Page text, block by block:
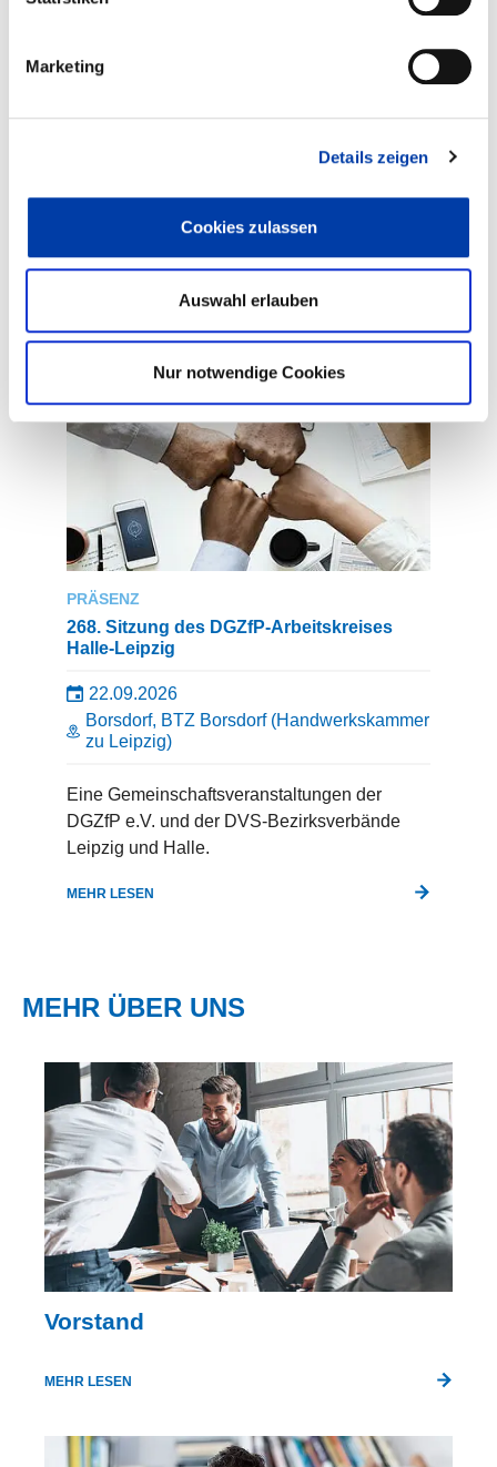
Marketing
Details zeigen
Cookies zulassen
Auswahl erlauben
Nur notwendige Cookies
Der DVS-Bezirksverband Mittelsachsen lädt
herzlich zu dieser Fachexkursion ein.
BV HALLE, PRÄSENZ
PRÄSENZ
268. Sitzung des DGZfP-Arbeitskreises
Halle-Leipzig
22.09.2026
Borsdorf, BTZ Borsdorf (Handwerkskammer
zu Leipzig)
Eine Gemeinschaftsveranstaltungen der
DGZfP e.V. und der DVS-Bezirksverbände
Leipzig und Halle.
MEHR LESEN
MEHR ÜBER UNS
Vorstand
MEHR LESEN